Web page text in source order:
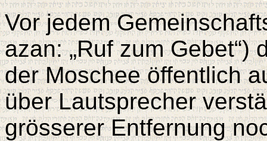
Vor jedem
azan: „Ruf zum Gebet“)
der Moschee öffentlich
über Lautsprecher
grösserer Entfernung